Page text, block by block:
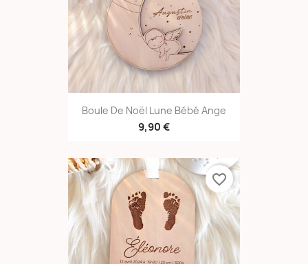
Boule De Noël Lune Bébé Ange
9,90 €
favorite_border